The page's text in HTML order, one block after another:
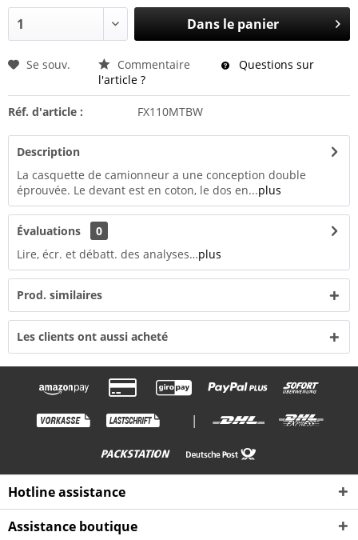
Dans le panier
Se souv. Commentaire
Questions sur
l'article ?
Réf. d'article : FX110MTBW
Description
La casquette de camionneur a une conception double
éprouvée. Le devant est en coton, le dos en...plus
Évaluations
0
Lire, écr. et débatt. des analyses…plus
Prod. similaires
Les clients ont aussi acheté
|
Hotline assistance
Assistance boutique